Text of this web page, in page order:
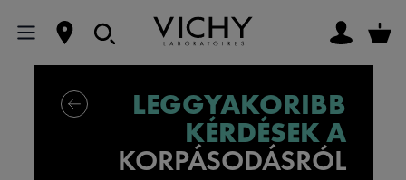
LEGGYAKORIBB
KÉRDÉSEK A
KORPÁSODÁSRÓL